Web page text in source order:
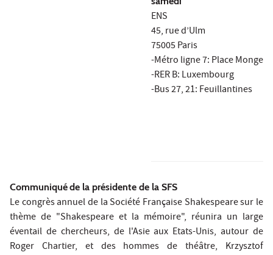
ENS
45, rue d’Ulm
75005 Paris
-Métro ligne 7: Place Monge
-RER B: Luxembourg
-Bus 27, 21: Feuillantines
Communiquéde la présidente de la SFS
Le congrès annuel de la Société Française Shakespeare sur le
thème de "Shakespeare et la mémoire", réunira un large
éventail de chercheurs, de l'Asie aux Etats-Unis, autour de
Roger Chartier, et des hommes de théâtre, Krzysztof